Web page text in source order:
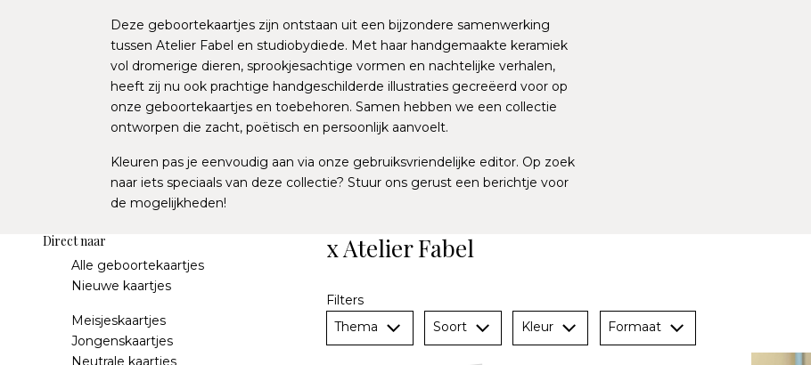
Deze geboortekaartjes zijn ontstaan uit een bijzondere samenwerking
tussen Atelier Fabel en studiobydiede. Met haar handgemaakte keramiek
vol dromerige dieren, sprookjesachtige vormen en nachtelijke verhalen,
heeft zij nu ook prachtige handgeschilderde illustraties gecreëerd voor op
onze geboortekaartjes en toebehoren. Samen hebben we een collectie
ontworpen die zacht, poëtisch en persoonlijk aanvoelt.
Kleuren pas je eenvoudig aan via onze gebruiksvriendelijke editor. Op zoek
naar iets speciaals van deze collectie? Stuur ons gerust een berichtje voor
de mogelijkheden!
Direct naar
Alle geboortekaartjes
Nieuwe kaartjes
Meisjeskaartjes
Jongenskaartjes
Neutrale kaartjes
x Atelier Fabel
Filters
Thema
Soort Kleur Formaat